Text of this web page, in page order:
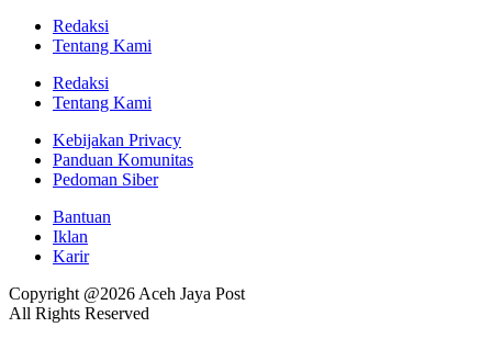
Redaksi
Tentang Kami
Redaksi
Tentang Kami
Kebijakan Privacy
Panduan Komunitas
Pedoman Siber
Bantuan
Iklan
Karir
Copyright @2026 Aceh Jaya Post
All Rights Reserved